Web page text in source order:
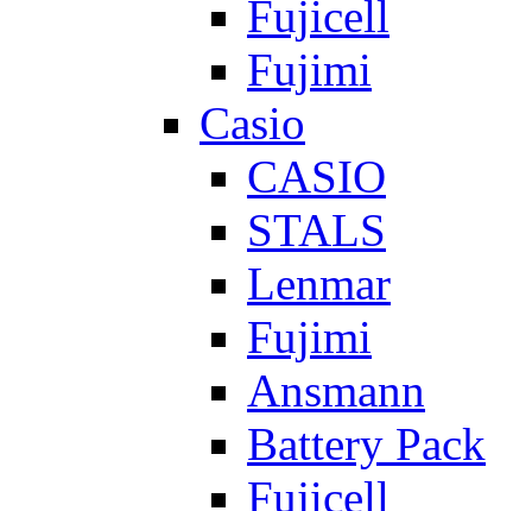
Fujicell
Fujimi
Casio
CASIO
STALS
Lenmar
Fujimi
Ansmann
Battery Pack
Fujicell